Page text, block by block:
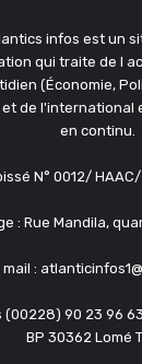
infos est un
qui traite de l
(Économie,
de l'international
en continu.
N° 0012/
: Rue Mandila,
mail :
(00228) 90 23 96
BP 30362 Lomé